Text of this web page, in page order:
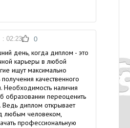
: 02:23 0
день, когда диплом - это
карьеры в любой
ищут максимально
получения качественного
Необходимость наличия
образовании переоценить
Ведь диплом открывает
любым человеком,
профессиональную